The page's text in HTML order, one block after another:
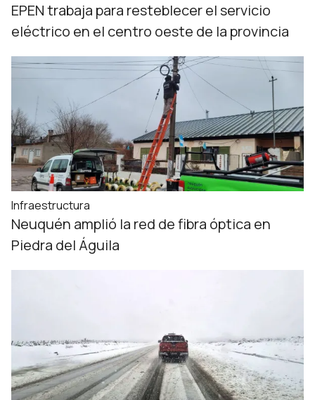
EPEN trabaja para resteblecer el servicio
eléctrico en el centro oeste de la provincia
Infraestructura
Neuquén amplió la red de fibra óptica en
Piedra del Águila